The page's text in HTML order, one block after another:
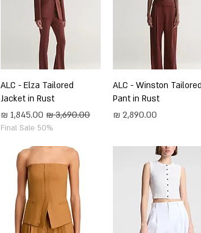
תצוגה מהירה
ALC - Winston
Pant in Rust
מחיר
תצוגה מהירה
ALC - Elza Tailored
Jacket in Rust
מחיר רגיל‏3,690.00 ‏₪ מחיר מבצע
Final Sale 50%